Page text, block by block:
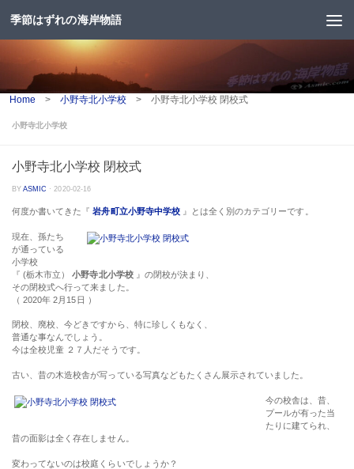
コンテンツへスキップ
季節はずれの海岸物語
Home > 小野寺北小学校 > 小野寺北小学校 閉校式
小野寺北小学校
小野寺北小学校 閉校式
BYASMIC ·2020-02-16
何度か書いてきた『岩舟町立小野寺中学校』とは全く別のカテゴリーです。
現在、孫たち
が通っている
小学校
『 (栃木市立）小野寺北小学校』の閉校が決まり、
その閉校式へ行って来ました。
（ 2020年 2月15日 ）
閉校、廃校、今どきですから、特に珍しくもなく、
普通な事なんでしょう。
今は全校児童 ２７人だそうです。
古い、昔の木造校舎が写っている写真などもたくさん展示されていました。
今の校舎は、昔、
プールが有った当
たりに建てられ、
昔の面影は全く存在しません。
変わってないのは校庭くらいでしょうか？